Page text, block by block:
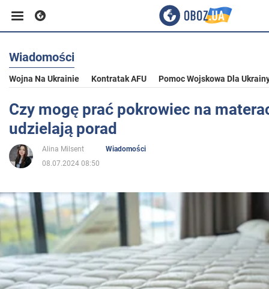
Biznes
Sport
Rozrywka
Polityka
Społeczeństwo
Wiadomości
Wojna Na Ukrainie Kontratak AFU Pomoc Wojskowa Dla
Czy mogę prać pokrowiec na
udzielają porad
Alina Milsent
Wiadomości
08.07.2024 08:50